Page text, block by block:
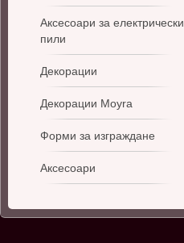
Аксесоари за електрически
пили
Декорации
Декорации Moyra
Форми за изграждане
Аксесоари